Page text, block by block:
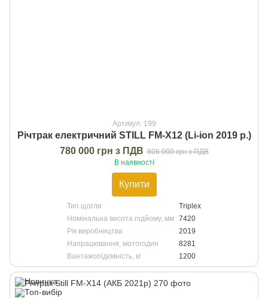
Артикул: 199
Річтрак електричний STILL FM-X12 (Li-ion 2019 р.)
780 000 грн з ПДВ 806 000 грн з ПДВ
В наявності
Купити
Тип щогли
Triplex
Номінальна висота підйому, мм 7420
Рік виробництва
2019
Напрацювання, мотогодин
8281
Вантажопідємність, кг
1200